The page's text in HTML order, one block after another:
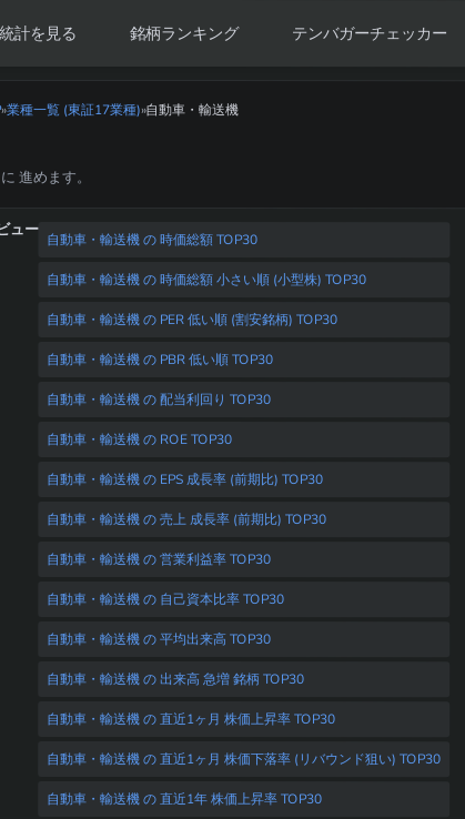
計を見る 銘柄ランキング テンバガーチェッカー
»業種一覧 (東証17業種)»自動車・輸送機
進めます。
ュー 自動車・輸送機 の 時価総額 TOP30
自動車・輸送機 の 時価総額 小さい順 (小型株) TOP30
自動車・輸送機 の PER 低い順 (割安銘柄) TOP30
自動車・輸送機 の PBR 低い順 TOP30
自動車・輸送機 の 配当利回り TOP30
自動車・輸送機 の ROE TOP30
自動車・輸送機 の EPS 成長率 (前期比) TOP30
自動車・輸送機 の 売上 成長率 (前期比) TOP30
自動車・輸送機 の 営業利益率 TOP30
自動車・輸送機 の 自己資本比率 TOP30
自動車・輸送機 の 平均出来高 TOP30
自動車・輸送機 の 出来高 急増 銘柄 TOP30
自動車・輸送機 の 直近1ヶ月 株価上昇率 TOP30
自動車・輸送機 の 直近1ヶ月 株価下落率 (リバウンド狙い) TOP30
自動車・輸送機 の 直近1年 株価上昇率 TOP30